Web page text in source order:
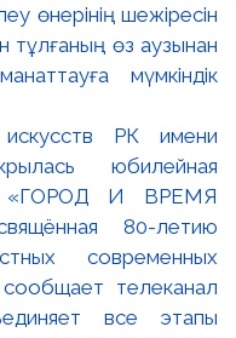
өнерінің шежіресін
тұлғаның өз аузынан
мүмкіндік